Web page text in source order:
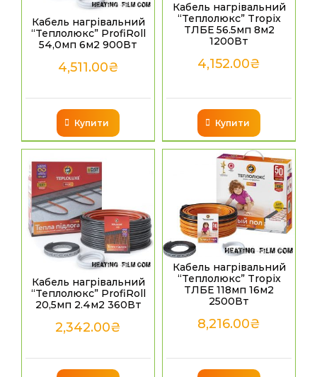
Кабель нагрівальний
“Теплолюкс” ProfiRoll
54,0мп 6м2 900Вт
4,511.00₴
Купити
Кабель нагрівальний
“Теплолюкс” Tropix
ТЛБЕ 56.5мп 8м2
1200Вт
4,152.00₴
Купити
Кабель нагрівальний
“Теплолюкс” ProfiRoll
20,5мп 2.4м2 360Вт
2,342.00₴
Кабель нагрівальний
“Теплолюкс” Tropix
ТЛБЕ 118мп 16м2
2500Вт
8,216.00₴